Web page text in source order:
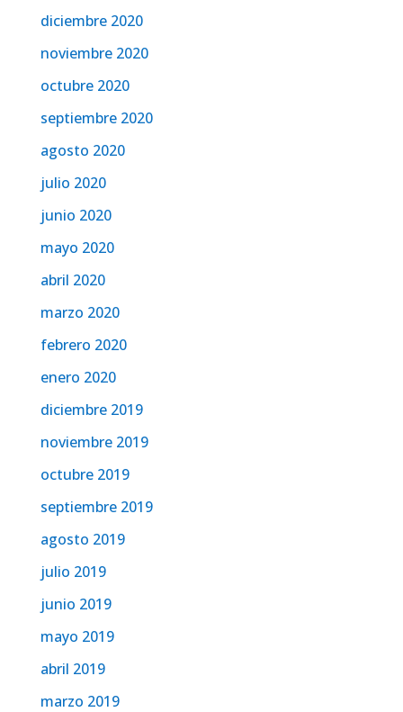
diciembre 2020
noviembre 2020
octubre 2020
septiembre 2020
agosto 2020
julio 2020
junio 2020
mayo 2020
abril 2020
marzo 2020
febrero 2020
enero 2020
diciembre 2019
noviembre 2019
octubre 2019
septiembre 2019
agosto 2019
julio 2019
junio 2019
mayo 2019
abril 2019
marzo 2019